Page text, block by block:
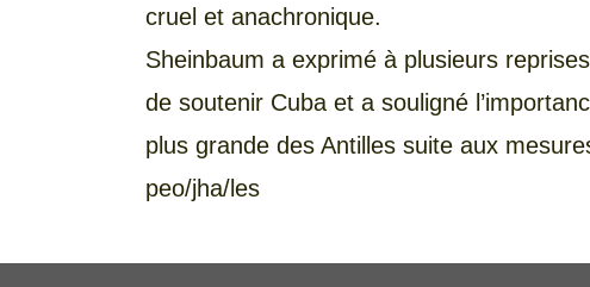
cruel et anachronique.
Sheinbaum a exprimé à plusieurs
de soutenir Cuba et a souligné
plus grande des Antilles suite aux
peo/jha/les